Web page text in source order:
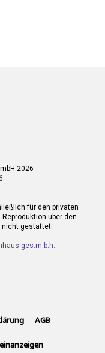
2026
für den privaten
über den
nicht gestattet.
ges.m.b.h.
AGB